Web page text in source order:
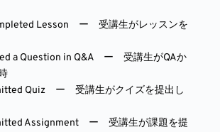
Lesson ー 受講生がレッスンを
a Question in Q&A ー 受講生がQAか
Quiz ー 受講生がクイズを提出し
Assignment ー 受講生が課題を提